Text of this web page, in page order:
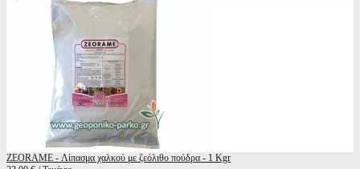
ZEORAME - Λίπασμα χαλκού με ζεόλιθο πούδρα - 1 Kgr